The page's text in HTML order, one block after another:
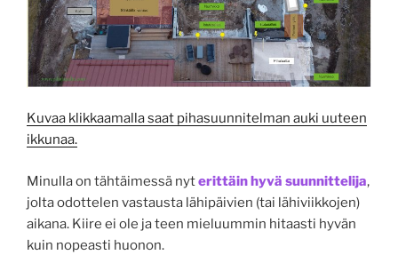
Kuvaa klikkaamalla saat pihasuunnitelman auki uuteen
ikkunaa.
Minulla on tähtäimessä nyterittäin hyvä suunnittelija,
jolta odottelen vastausta lähipäivien (tai lähiviikkojen)
aikana. Kiire ei ole ja teen mieluummin hitaasti hyvän
kuin nopeasti huonon.